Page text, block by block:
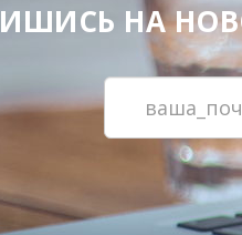
НА